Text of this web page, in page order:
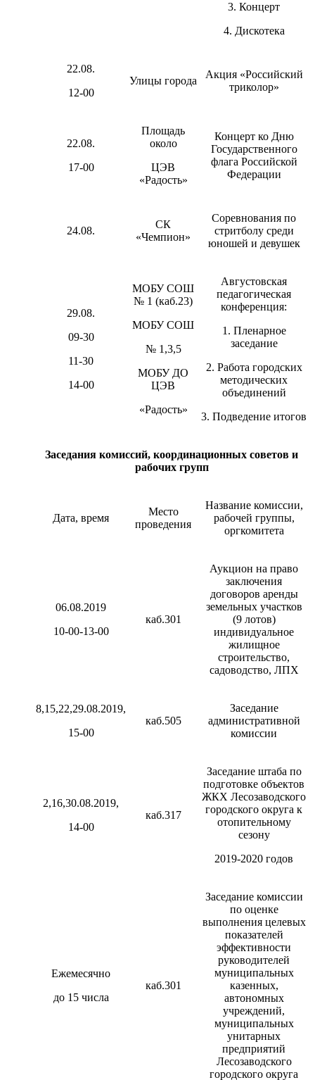
3. Концерт
4. Дискотека
22.08.
12-00
Улицы города
Акция «Российский
триколор»
22.08.
17-00
Площадь
около
ЦЭВ
«Радость»
Концерт ко Дню
Государственного
флага Российской
Федерации
24.08.
СК
«Чемпион»
Соревнования по
стритболу среди
юношей и девушек
29.08.
09-30
11-30
14-00
МОБУ СОШ
№ 1 (каб.23)
МОБУ СОШ
№ 1,3,5
МОБУ ДО
ЦЭВ
«Радость»
Августовская
педагогическая
конференция:
1. Пленарное
заседание
2. Работа городских
методических
объединений
3. Подведение итогов
Заседания комиссий, координационных советов и
рабочих групп
Дата, время
Место
проведения
Название комиссии,
рабочей группы,
оргкомитета
06.08.2019
10-00-13-00
каб.301
Аукцион на право
заключения
договоров аренды
земельных участков
(9 лотов)
индивидуальное
жилищное
строительство,
садоводство, ЛПХ
8,15,22,29.08.2019,
15-00
каб.505
Заседание
административной
комиссии
2,16,30.08.2019,
14-00
каб.317
Заседание штаба по
подготовке объектов
ЖКХ Лесозаводского
городского округа к
отопительному
сезону
2019-2020 годов
Ежемесячно
до 15 числа
каб.301
Заседание комиссии
по оценке
выполнения целевых
показателей
эффективности
руководителей
муниципальных
казенных,
автономных
учреждений,
муниципальных
унитарных
предприятий
Лесозаводского
городского округа